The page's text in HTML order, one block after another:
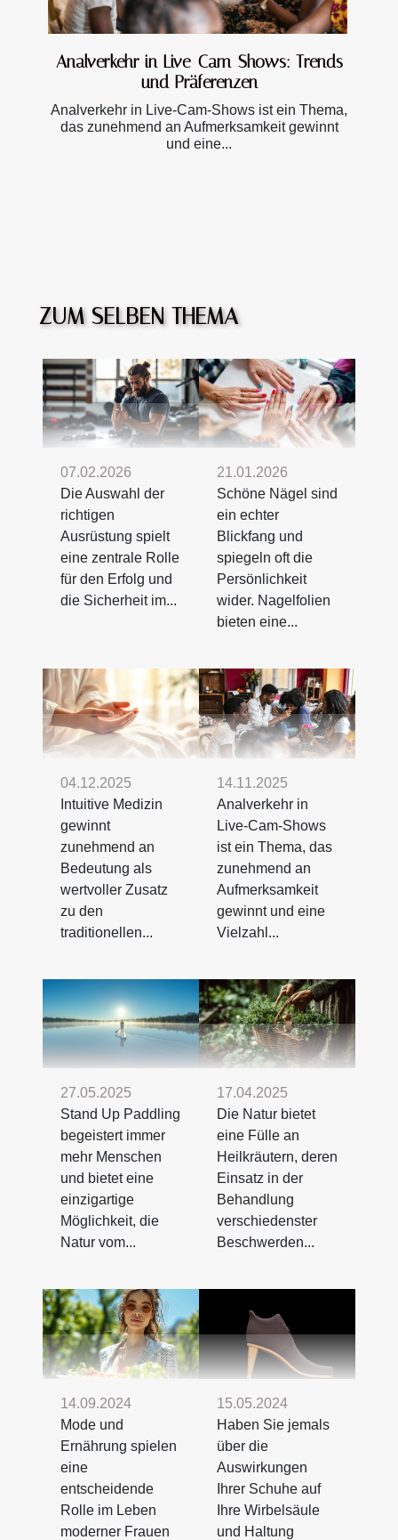
Analverkehr in Live-Cam-Shows: Trends
und Präferenzen
Analverkehr in Live-Cam-Shows ist ein Thema,
das zunehmend an Aufmerksamkeit gewinnt
und eine...
ZUM SELBEN THEMA
07.02.2026
Die Auswahl der
richtigen
Ausrüstung spielt
eine zentrale Rolle
für den Erfolg und
die Sicherheit im...
21.01.2026
Schöne Nägel sind
ein echter
Blickfang und
spiegeln oft die
Persönlichkeit
wider. Nagelfolien
bieten eine...
04.12.2025
Intuitive Medizin
gewinnt
zunehmend an
Bedeutung als
wertvoller Zusatz
zu den
traditionellen...
14.11.2025
Analverkehr in
Live-Cam-Shows
ist ein Thema, das
zunehmend an
Aufmerksamkeit
gewinnt und eine
Vielzahl...
27.05.2025
Stand Up Paddling
begeistert immer
mehr Menschen
und bietet eine
einzigartige
Möglichkeit, die
Natur vom...
17.04.2025
Die Natur bietet
eine Fülle an
Heilkräutern, deren
Einsatz in der
Behandlung
verschiedenster
Beschwerden...
14.09.2024
Mode und
Ernährung spielen
eine
entscheidende
Rolle im Leben
moderner Frauen
15.05.2024
Haben Sie jemals
über die
Auswirkungen
Ihrer Schuhe auf
Ihre Wirbelsäule
und Haltung